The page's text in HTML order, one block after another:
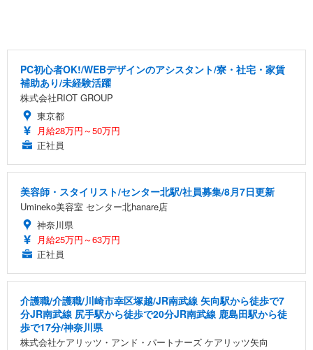
PC初心者OK!/WEBデザインのアシスタント/寮・社宅・家賃
補助あり/未経験活躍
株式会社RIOT GROUP
東京都
月給28万円～50万円
正社員
美容師・スタイリスト/センター北駅/社員募集/8月7日更新
Umineko美容室 センター北hanare店
神奈川県
月給25万円～63万円
正社員
介護職/介護職/川崎市幸区塚越/JR南武線 矢向駅から徒歩で7
分JR南武線 尻手駅から徒歩で20分JR南武線 鹿島田駅から徒
歩で17分/神奈川県
株式会社ケアリッツ・アンド・パートナーズ ケアリッツ矢向